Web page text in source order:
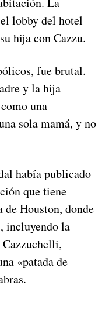
lobby del hotel
hija con Cazzu.
fue brutal.
y la hija
una
sola mamá, y no
había publicado
que tiene
de Houston, donde
incluyendo la
Cazzuchelli,
«patada de